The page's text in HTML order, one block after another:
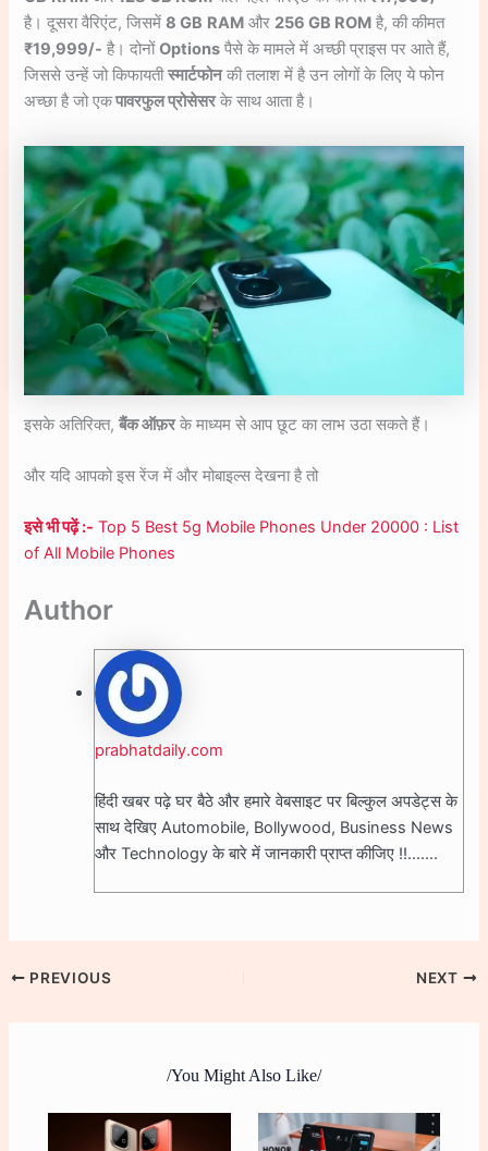
है। दूसरा वैरिएंट, जिसमें8 GB RAM और 256 GB ROM है, की कीमत
₹19,999/- है। दोनोंOptions पैसे के मामले में अच्छी प्राइस पर आते हैं,
जिससे उन्हें जो किफायतीस्मार्टफोनकी तलाश में है उन लोगों के लिए ये फोन
अच्छा है जो एकपावरफुल प्रोसेसरके साथ आता है।
इसके अतिरिक्त,बैंक ऑफ़रके माध्यम से आप छूट का लाभ उठा सकते हैं।
और यदि आपको इस रेंज में और मोबाइल्स देखना है तो
इसे भी पढ़ें :- Top 5 Best 5g Mobile Phones Under 20000 : List
of All Mobile Phones
Author
prabhatdaily.com
हिंदी खबर पढ़े घर बैठे और हमारे वेबसाइट पर बिल्कुल अपडेट्स के
साथ देखिए Automobile, Bollywood, Business News
और Technology के बारे में जानकारी प्राप्त कीजिए !!.......
PREVIOUS NEXT
/You Might Also Like/